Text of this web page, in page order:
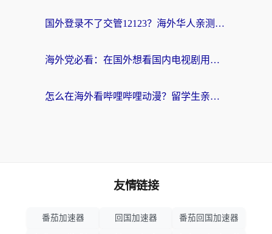
国外登录不了交管12123？海外华人亲测有效的回国加速器选择指南
海外党必看：在国外想看国内电视剧用什么软件？3步解决地域限制
怎么在海外看哔哩哔哩动漫？留学生亲测有效的回国加速方案
友情链接
番茄加速器 回国加速器 番茄回国加速器